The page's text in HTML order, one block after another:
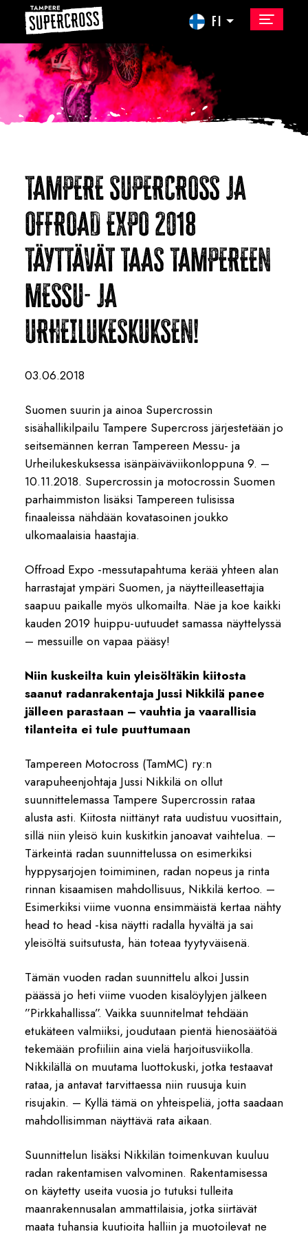
FI
TAMPERE SUPERCROSS JA
OFFROAD EXPO 2018
TÄYTTÄVÄT TAAS TAMPEREEN
MESSU- JA
URHEILUKESKUKSEN!
03.06.2018
Suomen suurin ja ainoa Supercrossin
sisähallikilpailu Tampere Supercross järjestetään jo
seitsemännen kerran Tampereen Messu- ja
Urheilukeskuksessa isänpäiväviikonloppuna 9. –
10.11.2018. Supercrossin ja motocrossin Suomen
parhaimmiston lisäksi Tampereen tulisissa
finaaleissa nähdään kovatasoinen joukko
ulkomaalaisia haastajia.
Offroad Expo -messutapahtuma kerää yhteen alan
harrastajat ympäri Suomen, ja näytteilleasettajia
saapuu paikalle myös ulkomailta. Näe ja koe kaikki
kauden 2019 huippu-uutuudet samassa näyttelyssä
– messuille on vapaa pääsy!
Niin kuskeilta kuin yleisöltäkin kiitosta
saanut radanrakentaja Jussi Nikkilä panee
jälleen parastaan – vauhtia ja vaarallisia
tilanteita ei tule puuttumaan
Tampereen Motocross (TamMC) ry:n
varapuheenjohtaja Jussi Nikkilä on ollut
suunnittelemassa Tampere Supercrossin rataa
alusta asti. Kiitosta niittänyt rata uudistuu vuosittain,
sillä niin yleisö kuin kuskitkin janoavat vaihtelua. –
Tärkeintä radan suunnittelussa on esimerkiksi
hyppysarjojen toimiminen, radan nopeus ja rinta
rinnan kisaamisen mahdollisuus, Nikkilä kertoo. –
Esimerkiksi viime vuonna ensimmäistä kertaa nähty
head to head -kisa näytti radalla hyvältä ja sai
yleisöltä suitsutusta, hän toteaa tyytyväisenä.
Tämän vuoden radan suunnittelu alkoi Jussin
päässä jo heti viime vuoden kisalöylyjen jälkeen
”Pirkkahallissa”. Vaikka suunnitelmat tehdään
etukäteen valmiiksi, joudutaan pientä hienosäätöä
tekemään profiiliin aina vielä harjoitusviikolla.
Nikkilällä on muutama luottokuski, jotka testaavat
rataa, ja antavat tarvittaessa niin ruusuja kuin
risujakin. – Kyllä tämä on yhteispeliä, jotta saadaan
mahdollisimman näyttävä rata aikaan.
Suunnittelun lisäksi Nikkilän toimenkuvan kuuluu
radan rakentamisen valvominen. Rakentamisessa
on käytetty useita vuosia jo tutuksi tulleita
maanrakennusalan ammattilaisia, jotka siirtävät
maata tuhansia kuutioita halliin ja muotoilevat ne